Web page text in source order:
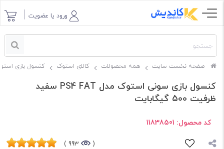
ورود یا عضویت
صفحه نخست سایت همه محصولات کالای استوک کنسول بازی
کنسول بازی سونی استوک مدل PS4 FAT سفید
ظرفیت 500 گیگابایت
کد محصول: 11838501
(
993 )